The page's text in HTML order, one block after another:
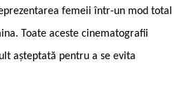
femeii într-un mod total
Toate aceste cinematografii
aşteptată pentru a se evita